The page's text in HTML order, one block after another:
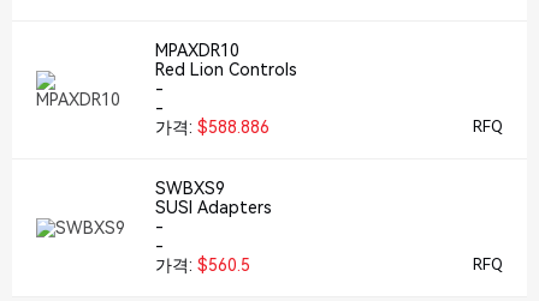
MPAXDR10
Red Lion Controls
-
-
가격: $588.886 RFQ
SWBXS9
SUSI Adapters
-
-
가격: $560.5 RFQ